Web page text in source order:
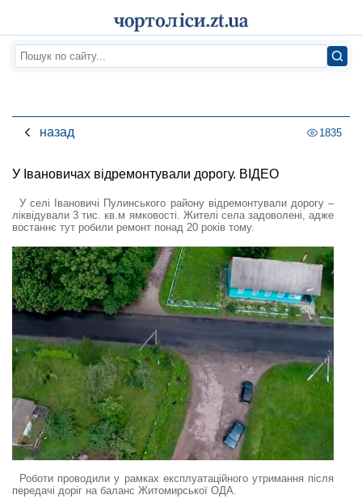
назад 1835
У Івановичах відремонтували дорогу. ВІДЕО
У селі Івановичі Пулинського району відремонтували дорогу –
ліквідували 3 тис. кв.м ямковості. Жителі села задоволені, адже
востаннє тут робили ремонт понад 20 років тому.
Роботи проводили у рамках експлуатаційного утримання після
передачі доріг на баланс Житомирської ОДА.